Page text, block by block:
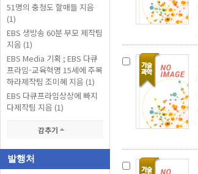
51명의 충청도 할매들 지음
(1)
EBS 생방송 60분 부모 제작팀
지음 (1)
EBS Media 기획 ; EBS 다큐
프라임-교육혁명 15세에 주목
하라제작팀 조미혜 지음 (1)
EBS 다큐프라임상상에 빠지
다제작팀 지음 (1)
감추기
발행처